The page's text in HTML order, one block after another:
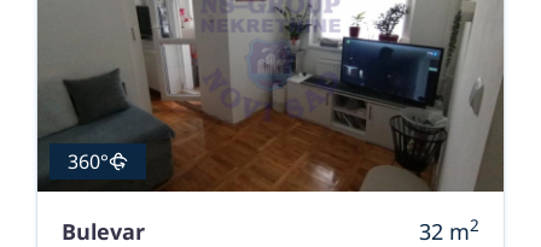
360°
Bulevar 32 m2